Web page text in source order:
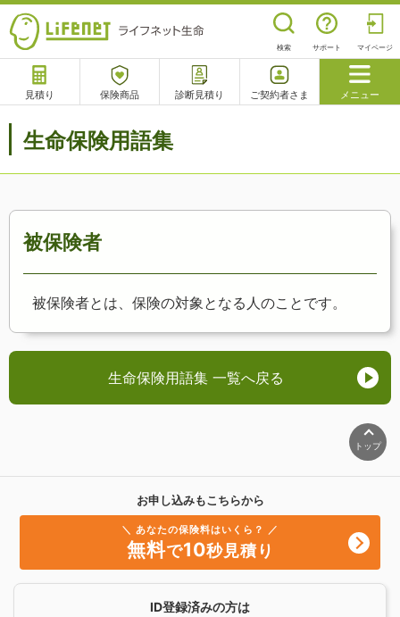
検索 サポート マイページ
見積り 保険商品 診断見積り ご契約者さま メニュー
サポート
生命保険用語集
被保険者
被保険者とは、保険の対象となる人のことです。
生命保険用語集 一覧へ戻る
トップ
お申し込みもこちらから
＼ あなたの保険料はいくら？ ／
無料で10秒見積り
ID登録済みの方は